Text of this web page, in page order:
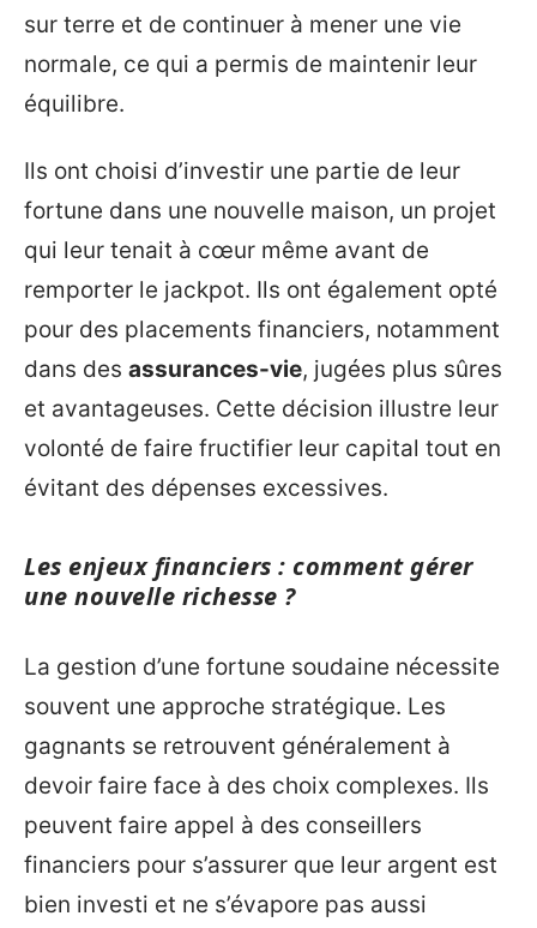
sur terre et de continuer à mener une vie
normale, ce qui a permis de maintenir leur
équilibre.
Ils ont choisi d’investir une partie de leur
fortune dans une nouvelle maison, un projet
qui leur tenait à cœur même avant de
remporter le jackpot. Ils ont également opté
pour des placements financiers, notamment
dans des assurances-vie, jugées plus sûres
et avantageuses. Cette décision illustre leur
volonté de faire fructifier leur capital tout en
évitant des dépenses excessives.
Les enjeux financiers : comment gérer
une nouvelle richesse ?
La gestion d’une fortune soudaine nécessite
souvent une approche stratégique. Les
gagnants se retrouvent généralement à
devoir faire face à des choix complexes. Ils
peuvent faire appel à des conseillers
financiers pour s’assurer que leur argent est
bien investi et ne s’évapore pas aussi